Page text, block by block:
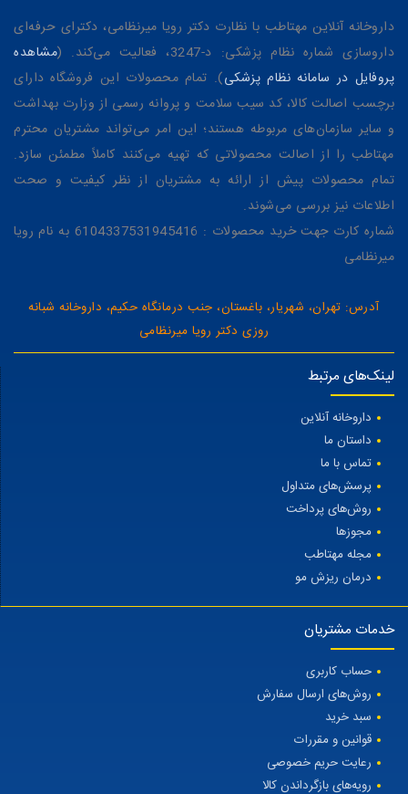
داروخانه آنلاین مهتاطب با نظارت دکتر رویا میرنظامی، دکترای حرفه‌ای
داروسازی شماره نظام پزشکی: د-3247، فعالیت می‌کند. (
مشاهده
پروفایل در سامانه نظام پزشکی). تمام محصولات این فروشگاه دارای
برچسب اصالت کالا، کد سیب سلامت و پروانه رسمی از وزارت بهداشت
و سایر سازمان‌های مربوطه هستند؛ این امر می‌تواند مشتریان محترم
مهتاطب را از اصالت محصولاتی که تهیه می‌کنند کاملاً مطمئن سازد.
تمام محصولات پیش از ارائه به مشتریان از نظر کیفیت و صحت
اطلاعات نیز بررسی می‌شوند.
شماره کارت جهت خرید محصولات : 6104337531945416 به نام رویا
میرنظامی
آدرس: تهران، شهریار، باغستان، جنب درمانگاه حکیم، داروخانه شبانه
روزی دکتر رویا میرنظامی
لینک‌های مرتبط
داروخانه آنلاین
داستان ما
تماس با ما
پرسش‌های متداول
روش‌های پرداخت
مجوزها
مجله مهتاطب
درمان ریزش مو
خدمات مشتریان
حساب کاربری
روش‌های ارسال سفارش
سبد خرید
قوانین و مقررات
رعایت حریم خصوصی
رویه‌های بازگرداندن کالا